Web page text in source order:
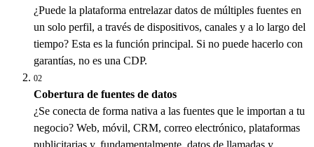
¿Puede la plataforma entrelazar datos de múltiples fuentes en
un solo perfil, a través de dispositivos, canales y a lo largo del
tiempo? Esta es la función principal. Si no puede hacerlo con
garantías, no es una CDP.
02
Cobertura de fuentes de datos
¿Se conecta de forma nativa a las fuentes que le importan a tu
negocio? Web, móvil, CRM, correo electrónico, plataformas
publicitarias y, fundamentalmente, datos de llamadas y